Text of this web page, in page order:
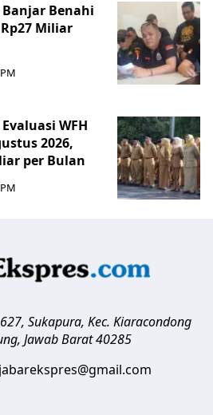
Banjar Benahi
Miliar
WFH
2026,
per Bulan
Sukapura, Kec. Kiaracondong
, Jawab Barat 40285